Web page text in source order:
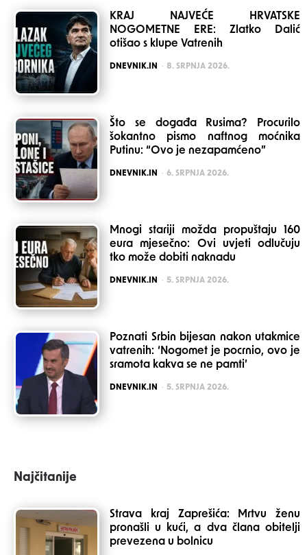
KRAJ NAJVEĆE HRVATSKE
NOGOMETNE ERE: Zlatko Dalić
otišao s klupe Vatrenih
POSTED
DNEVNIK.IN 8. SRPNJA 2026.
Što se događa Rusima? Procurilo
šokantno pismo naftnog moćnika
Putinu: “Ovo je nezapamćeno”
POSTED
DNEVNIK.IN 6. SRPNJA 2026.
Mnogi stariji možda propuštaju 160
eura mjesečno: Ovi uvjeti odlučuju
tko može dobiti naknadu
POSTED
DNEVNIK.IN 5. SRPNJA 2026.
Poznati Srbin bijesan nakon utakmice
vatrenih: ‘Nogomet je pocrnio, ovo je
sramota kakva se ne pamti’
POSTED
DNEVNIK.IN 5. SRPNJA 2026.
Najčitanije
Strava kraj Zaprešića: Mrtvu ženu
pronašli u kući, a dva člana obitelji
prevezena u bolnicu